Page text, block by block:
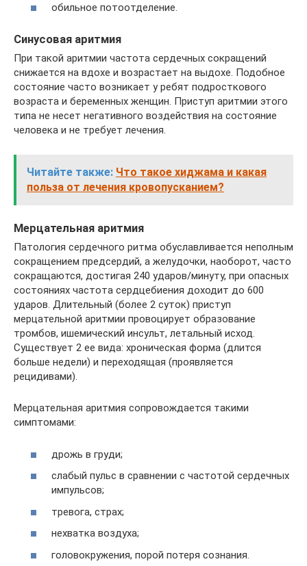
обильное потоотделение.
Синусовая аритмия
При такой аритмии частота сердечных сокращений
снижается на вдохе и возрастает на выдохе. Подобное
состояние часто возникает у ребят подросткового
возраста и беременных женщин. Приступ аритмии этого
типа не несет негативного воздействия на состояние
человека и не требует лечения.
Читайте также: Что такое хиджама и какая
польза от лечения кровопусканием?
Мерцательная аритмия
Патология сердечного ритма обуславливается неполным
сокращением предсердий, а желудочки, наоборот, часто
сокращаются, достигая 240 ударов/минуту, при опасных
состояниях частота сердцебиения доходит до 600
ударов. Длительный (более 2 суток) приступ
мерцательной аритмии провоцирует образование
тромбов, ишемический инсульт, летальный исход.
Существует 2 ее вида: хроническая форма (длится
больше недели) и переходящая (проявляется
рецидивами).
Мерцательная аритмия сопровождается такими
симптомами:
дрожь в груди;
слабый пульс в сравнении с частотой сердечных
импульсов;
тревога, страх;
нехватка воздуха;
головокружения, порой потеря сознания.